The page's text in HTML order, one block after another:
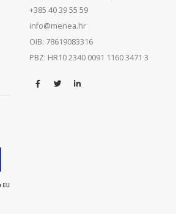
+385 40 39 55 59
info@menea.hr
OIB: 78619083316
PBZ: HR10 2340 0091 1160 3471 3